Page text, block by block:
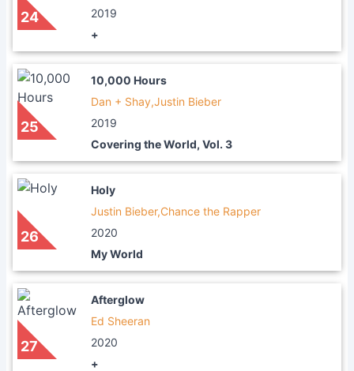
24
2019
+
25
10,000 Hours
Dan + Shay,Justin Bieber
2019
Covering the World, Vol. 3
26
Holy
Justin Bieber,Chance the Rapper
2020
My World
27
Afterglow
Ed Sheeran
2020
+